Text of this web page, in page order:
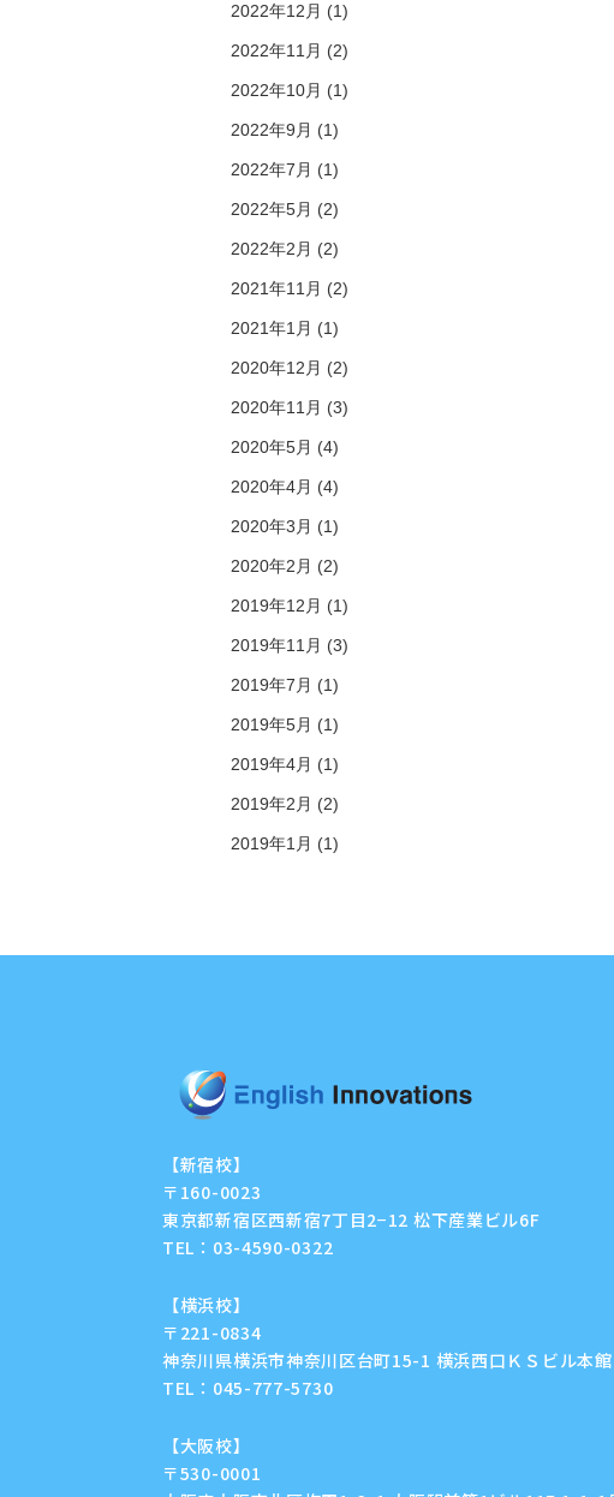
2022年12月 (1)
2022年11月 (2)
2022年10月 (1)
2022年9月 (1)
2022年7月 (1)
2022年5月 (2)
2022年2月 (2)
2021年11月 (2)
2021年1月 (1)
2020年12月 (2)
2020年11月 (3)
2020年5月 (4)
2020年4月 (4)
2020年3月 (1)
2020年2月 (2)
2019年12月 (1)
2019年11月 (3)
2019年7月 (1)
2019年5月 (1)
2019年4月 (1)
2019年2月 (2)
2019年1月 (1)
【新宿校】
〒160-0023
東京都新宿区西新宿7丁目2−12 松下産業ビル6F
TEL： 03-4590-0322
【横浜校】
〒221-0834
神奈川県横浜市神奈川区台町15-1 横浜西口ＫＳビル本
TEL： 045-777-5730
【大阪校】
〒530-0001